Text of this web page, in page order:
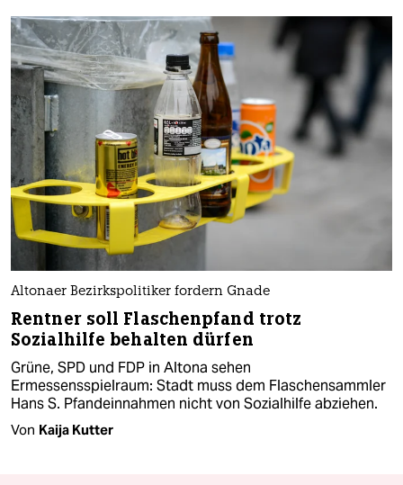
Altonaer Bezirkspolitiker fordern Gnade
Rentner soll Flaschenpfand trotz
Sozialhilfe behalten dürfen
Grüne, SPD und FDP in Altona sehen
Ermessensspielraum: Stadt muss dem Flaschensammler
Hans S. Pfandeinnahmen nicht von Sozialhilfe abziehen.
Von Kaija Kutter